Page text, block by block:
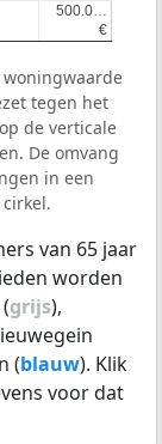
€
€
500.0…
500.0…
tegen het
de verticale
De omvang
in een
van 65 jaar
worden
grijs),
(blauw). Klik
voor dat